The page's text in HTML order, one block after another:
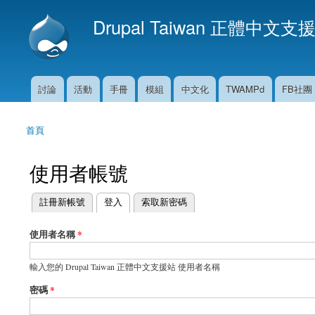
Drupal Taiwan 正體中文支
主選單
討論 活動 手冊 模組 中文化 TWAMPd FB社團
您在這裡
首頁
使用者帳號
主要索引標籤
註冊新帳號 登入
(作用中頁籤) 索取新密碼
使用者名稱*
輸入您的 Drupal Taiwan 正體中文支援站 使用者名稱
密碼*